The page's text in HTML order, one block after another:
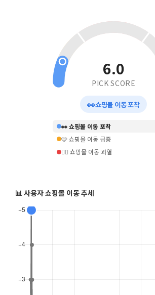
6.0
PICK SCORE
👀쇼핑몰 이동 포착
👀 쇼핑몰 이동 포착
🩷 쇼핑몰 이동 급증
❤️‍🔥 쇼핑몰 이동 과열
📊 사용자 쇼핑몰 이동 추세